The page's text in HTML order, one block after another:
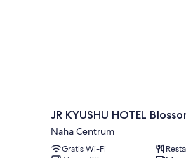
JR KYUSHU HOTEL
Naha Centrum
Gratis Wi-Fi